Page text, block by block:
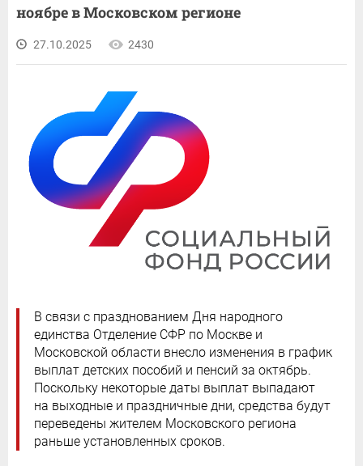
ноябре в Московском регионе
27.10.2025 2430
В связи с празднованием Дня народного
единства Отделение СФР по Москве и
Московской области внесло изменения в график
выплат детских пособий и пенсий за октябрь.
Поскольку некоторые даты выплат выпадают
на выходные и праздничные дни, средства будут
переведены жителем Московского региона
раньше установленных сроков.